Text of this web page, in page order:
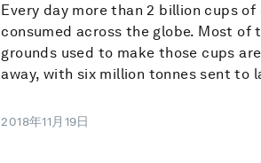
Every day more than 2 billion cups
consumed across the globe. Most of
grounds used to make those cups
away, with six million tonnes sent to
2018年11月19日